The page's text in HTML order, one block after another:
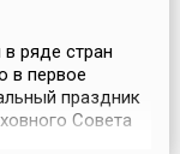
ряде стран
в первое
праздник
Совета